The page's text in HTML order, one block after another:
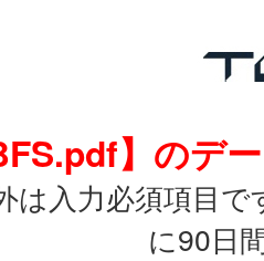
】のデ
は入力必須項目
に90日